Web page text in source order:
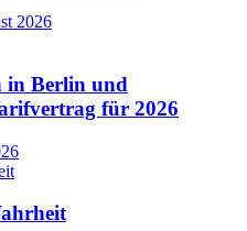
2026
in Berlin und
für 2026